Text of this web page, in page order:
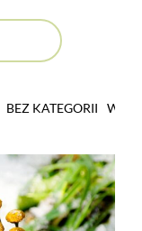
BEZ KATEGORII